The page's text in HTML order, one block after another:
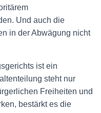
Und auch die
in der Abwägung nicht
ist ein
steht nur
Freiheiten und
bestärkt es die